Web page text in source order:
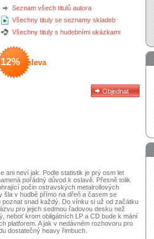
Seznam všech titulů autora
Všechny tituly se seznamy skladeb
Všechny tituly s hudebními ukázkami
12% sleva
ani neví jak. Podle statistik je prý osm let
pořádný důvod k oslavě. Přesně tolik
počin ostravských metalrollových
šla v hudbě přímo na dřeň a časem se
snad každý. Do vínku si už od začátku
pro jejich sedmou řadovou desku než
neboť krom obligátních LP a CD bude k mání
platforem. A jak v nedávném rozhovoru pro
dostatečný heavy řimbuch.